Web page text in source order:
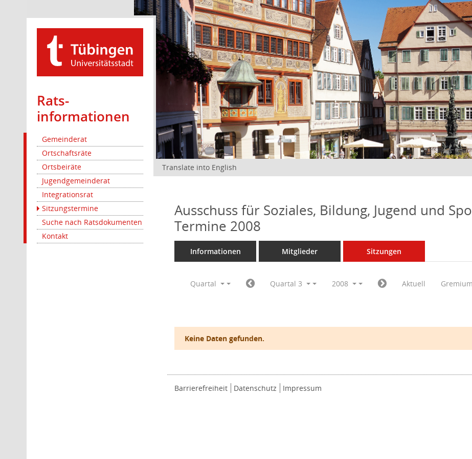
Rats­
informationen
Gemeinderat
Ortschaftsräte
Ortsbeiräte
Jugendgemeinderat
Integrationsrat
Sitzungstermine
Suche nach Ratsdokumenten
Kontakt
Translate into English
Ausschuss für Soziales, Bildung, Jugend und
Termine 2008
Informationen Mitglieder Sitzungen
Quartal Quartal 3 2008 Aktuell
Keine Daten gefunden.
Barrierefreiheit Datenschutz Impressum